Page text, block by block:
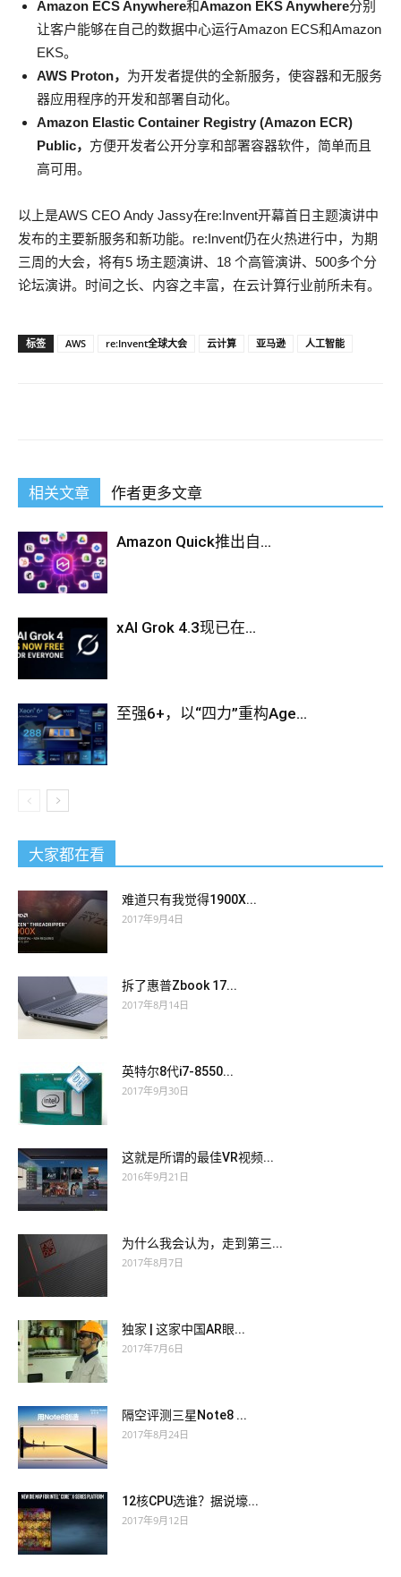
Amazon ECS Anywhere和Amazon EKS Anywhere分别
让客户能够在自己的数据中心运行Amazon ECS和Amazon
EKS。
AWS Proton， 为开发者提供的全新服务，使容器和无服务
器应用程序的开发和部署自动化。
Amazon Elastic Container Registry (Amazon ECR)
Public， 方便开发者公开分享和部署容器软件，简单而且
高可用。
以上是AWS CEO Andy Jassy在re:Invent开幕首日主题演讲中
发布的主要新服务和新功能。re:Invent仍在火热进行中，为期
三周的大会，将有5 场主题演讲、18 个高管演讲、500多个分
论坛演讲。时间之长、内容之丰富，在云计算行业前所未有。
标签 AWS re:Invent全球大会 云计算 亚马逊 人工智能
相关文章 作者更多文章
Amazon Quick推出自...
xAI Grok 4.3现已在...
至强6+，以“四力”重构Age...
大家都在看
难道只有我觉得1900X...
2017年9月4日
拆了惠普Zbook 17...
2017年8月14日
英特尔8代i7-8550...
2017年9月30日
这就是所谓的最佳VR视频...
2016年9月21日
为什么我会认为，走到第三...
2017年8月7日
独家 | 这家中国AR眼...
2017年7月6日
隔空评测三星Note8 ...
2017年8月24日
12核CPU选谁？据说壕...
2017年9月12日